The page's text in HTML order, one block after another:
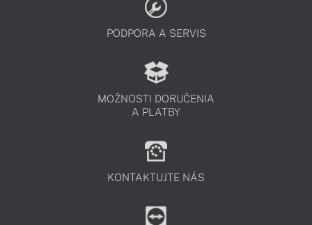
PODPORA A SERVIS
MOŽNOSTI DORUČENIA
A PLATBY
KONTAKTUJTE NÁS